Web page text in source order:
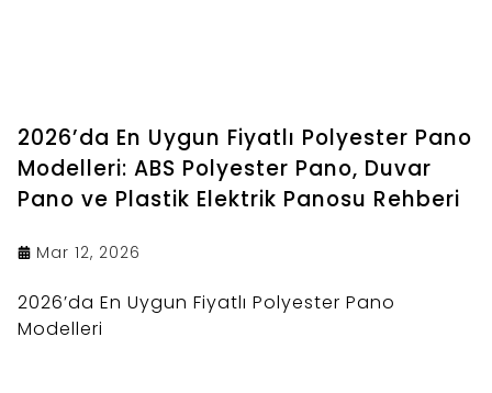
2026’da En Uygun Fiyatlı Polyester Pano
Modelleri: ABS Polyester Pano, Duvar
Pano ve Plastik Elektrik Panosu Rehberi
Mar 12, 2026
2026’da En Uygun Fiyatlı Polyester Pano
Modelleri